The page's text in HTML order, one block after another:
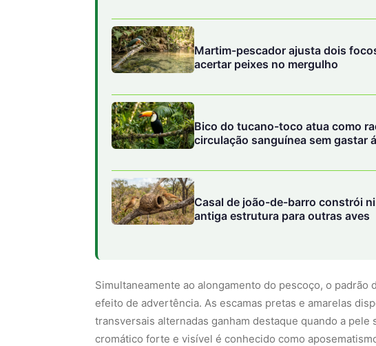
Martim-pescador ajusta dois
acertar peixes no mergulho
Bico do tucano-toco atua como
circulação sanguínea sem gastar
Casal de joão-de-barro constrói
antiga estrutura para outras aves
Simultaneamente ao alongamento do pescoço, o padrão
efeito de advertência. As escamas pretas e amarelas
transversais alternadas ganham destaque quando a
cromático forte e visível é conhecido como